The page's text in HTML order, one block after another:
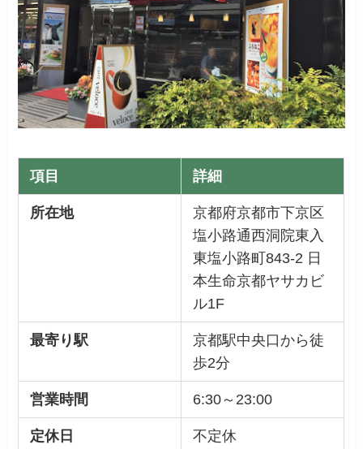
項目 詳細
所在地
京都府京都市下京区
塩小路通西洞院東入
東塩小路町843-2 日
本生命京都ヤサカビ
ル1F
最寄り駅
京都駅中央口から徒
歩2分
営業時間 6:30～23:00
定休日 不定休